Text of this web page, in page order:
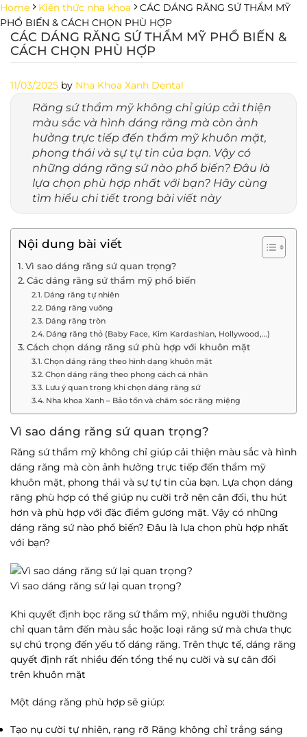
Skip
to
content
Home Kiến thức nha khoa CÁC DÁNG RĂNG SỨ THẨM MỸ
PHỔ BIẾN & CÁCH CHỌN PHÙ HỢP
CÁC DÁNG RĂNG SỨ THẨM MỸ PHỔ BIẾN &
CÁCH CHỌN PHÙ HỢP
11/03/2025 by Nha Khoa Xanh Dental
Răng sứ thẩm mỹ không chỉ giúp cải thiện
màu sắc và hình dáng răng mà còn ảnh
hưởng trực tiếp đến thẩm mỹ khuôn mặt,
phong thái và sự tự tin của bạn. Vậy có
những dáng răng sứ nào phổ biến? Đâu là
lựa chọn phù hợp nhất với bạn? Hãy cùng
tìm hiểu chi tiết trong bài viết này
Nội dung bài viết
Vì sao dáng răng sứ quan trọng?
Các dáng răng sứ thẩm mỹ phổ biến
Dáng răng tự nhiên
Dáng răng vuông
Dáng răng tròn
Dáng răng thỏ (Baby Face, Kim Kardashian, Hollywood,…)
Cách chọn dáng răng sứ phù hợp với khuôn mặt
Chọn dáng răng theo hình dạng khuôn mặt
Chọn dáng răng theo phong cách cá nhân
Lưu ý quan trọng khi chọn dáng răng sứ
Nha khoa Xanh – Bảo tồn và chăm sóc răng miệng
Vì sao dáng răng sứ quan trọng?
Răng sứ thẩm mỹ không chỉ giúp cải thiện màu sắc và hình
dáng răng mà còn ảnh hưởng trực tiếp đến thẩm mỹ
khuôn mặt, phong thái và sự tự tin của bạn. Lựa chọn dáng
răng phù hợp có thể giúp nụ cười trở nên cân đối, thu hút
hơn và phù hợp với đặc điểm gương mặt. Vậy có những
dáng răng sứ nào phổ biến? Đâu là lựa chọn phù hợp nhất
với bạn?
Vì sao dáng răng sứ lại quan trọng?
Khi quyết định bọc răng sứ thẩm mỹ, nhiều người thường
chỉ quan tâm đến màu sắc hoặc loại răng sứ mà chưa thực
sự chú trọng đến yếu tố dáng răng. Trên thực tế, dáng răng
quyết định rất nhiều đến tổng thể nụ cười và sự cân đối
trên khuôn mặt
Một dáng răng phù hợp sẽ giúp:
Tạo nụ cười tự nhiên, rạng rỡ Răng không chỉ trắng sáng